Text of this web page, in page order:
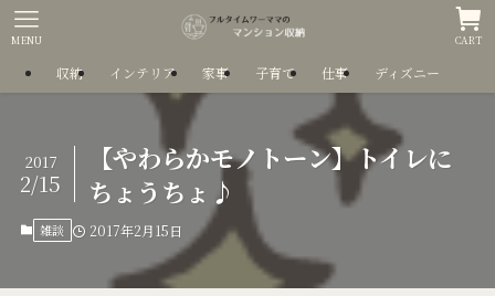
CART
MENU
収納 インテリア 家事 子育て 仕事 ディズニー
【やわらかモノトーン】トイレに
ちょうちょ♪
2017
2/15
雑談 2017年2月15日